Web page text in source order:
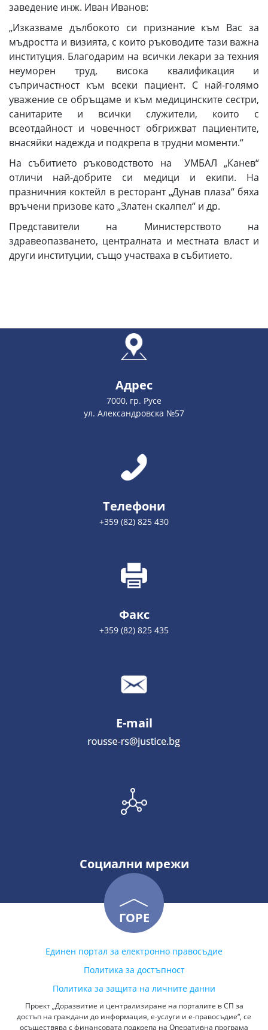
заведение инж. Иван Иванов:
„Изказваме дълбокото си признание към Вас за
мъдростта и визията, с които ръководите тази важна
институция. Благодарим на всички лекари за техния
неуморен труд, висока квалификация и
съпричастност към всеки пациент. С най-голямо
уважение се обръщаме и към медицинските сестри,
санитарите и всички служители, които с
всеотдайност и човечност обгрижват пациентите,
внасяйки надежда и подкрепа в трудни моменти.“
На събитието ръководството на УМБАЛ „Канев“
отличи най-добрите си медици и екипи. На
празничния коктейл в ресторант „Дунав плаза“ бяха
връчени призове като „Златен скалпел“ и др.
Представители на Министерството на
здравеопазването, централната и местната власт и
други институции, също участваха в събитието.
Адрес
7000, гр. Русе
ул. Александровска №57
Телефони
+359 (82) 825 430
Факс
+359 (82) 825 435
E-mail
Социални мрежи
ГОРЕ
Единен портал за електронно правосъдие
Политика за достъпност
Политика за защита на личните данни
Проект „Доразвитие и централизиране на порталите в СП за
достъп на граждани до информация, е-услуги и е-правосъдие“, се
осъществява с финансовата подкрепа на Оперативна програма